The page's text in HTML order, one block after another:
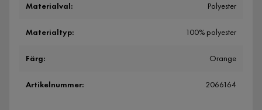
Materialval: Polyester
Materialtyp: 100% polyester
Färg: Orange
Artikelnummer: 2066164